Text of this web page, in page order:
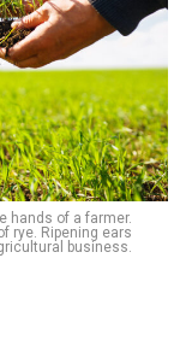
hands of a farmer.
rye. Ripening ears
business.